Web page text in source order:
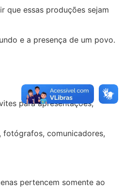
que essas produções sejam
e a presença de um povo.
para apresentações,
fotógrafos, comunicadores,
pertencem somente ao